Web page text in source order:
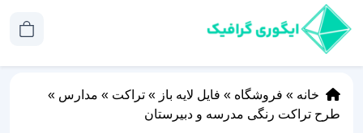
خانه » فروشگاه » فایل لایه باز » تراکت » مدارس »
طرح تراکت رنگی مدرسه و دبیرستان